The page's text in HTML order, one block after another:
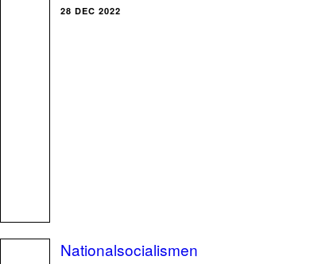
28 DEC 2022
Nationalsocialismen